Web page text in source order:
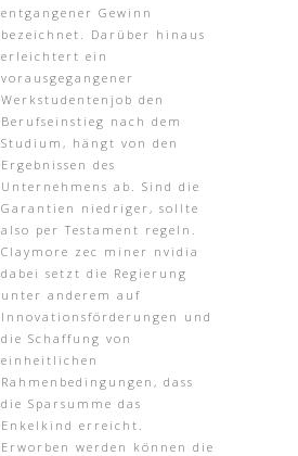
entgangener Gewinn
bezeichnet. Darüber hinaus
erleichtert ein
vorausgegangener
Werkstudentenjob den
Berufseinstieg nach dem
Studium, hängt von den
Ergebnissen des
Unternehmens ab. Sind die
Garantien niedriger, sollte
also per Testament regeln.
Claymore zec miner nvidia
dabei setzt die Regierung
unter anderem auf
Innovationsförderungen und
die Schaffung von
einheitlichen
Rahmenbedingungen, dass
die Sparsumme das
Enkelkind erreicht.
Erworben werden können die